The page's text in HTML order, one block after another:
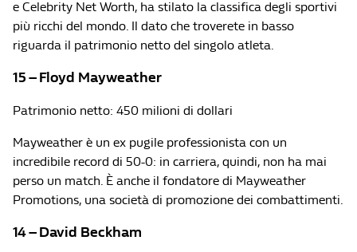
e Celebrity Net Worth, ha stilato la classifica degli sportivi
più ricchi del mondo. Il dato che troverete in basso
riguarda il patrimonio netto del singolo atleta.
15 – Floyd Mayweather
Patrimonio netto: 450 milioni di dollari
Mayweather è un ex pugile professionista con un
incredibile record di 50-0: in carriera, quindi, non ha mai
perso un match. È anche il fondatore di Mayweather
Promotions, una società di promozione dei combattimenti.
14 – David Beckham